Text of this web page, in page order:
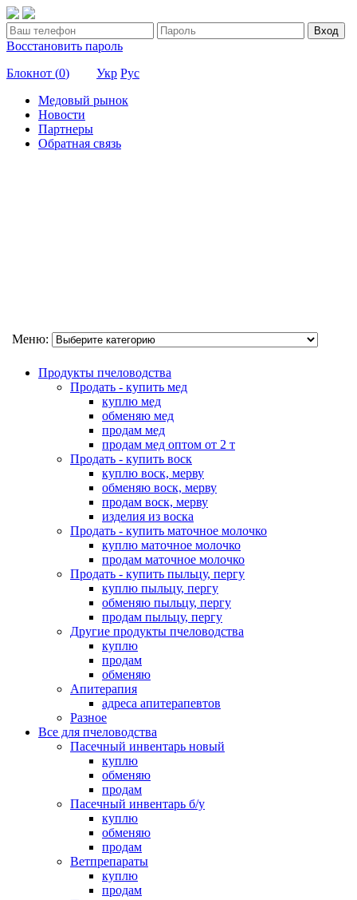
Вход
Восстановить пароль
Блокнот (0) Укр Рус
Медовый рынок
Новости
Партнеры
Обратная связь
Меню:
Продукты пчеловодства
Продать - купить мед
куплю мед
обменяю мед
продам мед
продам мед оптом от 2 т
Продать - купить воск
куплю воск, мерву
обменяю воск, мерву
продам воск, мерву
изделия из воска
Продать - купить маточное молочко
куплю маточное молочко
продам маточное молочко
Продать - купить пыльцу, пергу
куплю пыльцу, пергу
обменяю пыльцу, пергу
продам пыльцу, пергу
Другие продукты пчеловодства
куплю
продам
обменяю
Апитерапия
адреса апитерапевтов
Разное
Все для пчеловодства
Пасечный инвентарь новый
куплю
обменяю
продам
Пасечный инвентарь б/у
куплю
обменяю
продам
Ветпрепараты
куплю
продам